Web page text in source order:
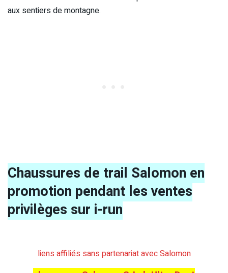
aux sentiers de montagne.
Chaussures de trail Salomon en
promotion pendant les ventes
privilèges sur i-run
liens affiliés sans partenariat avec Salomon